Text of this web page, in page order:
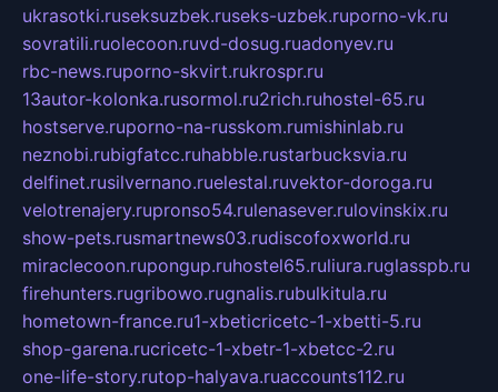
ukrasotki.ruseksuzbek.ruseks-uzbek.ruporno-vk.ru
sovratili.ruolecoon.ruvd-dosug.ruadonyev.ru
rbc-news.ruporno-skvirt.rukrospr.ru
13autor-kolonka.rusormol.ru2rich.ruhostel-65.ru
hostserve.ruporno-na-russkom.rumishinlab.ru
neznobi.rubigfatcc.ruhabble.rustarbucksvia.ru
delfinet.rusilvernano.ruelestal.ruvektor-doroga.ru
velotrenajery.rupronso54.rulenasever.rulovinskix.ru
show-pets.rusmartnews03.rudiscofoxworld.ru
miraclecoon.rupongup.ruhostel65.ruliura.ruglasspb.ru
firehunters.rugribowo.rugnalis.rubulkitula.ru
hometown-france.ru1-xbeticricetc-1-xbetti-5.ru
shop-garena.rucricetc-1-xbetr-1-xbetcc-2.ru
one-life-story.rutop-halyava.ruaccounts112.ru